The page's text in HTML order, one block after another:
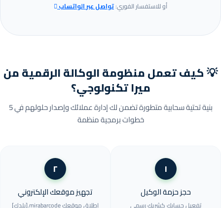
أو للاستفسار الفوري:تواصل عبر الواتساب
💡 كيف تعمل منظومة الوكالة الرقمية من
ميرا تكنولوجي؟
بنية تحتية سحابية متطورة تضمن لك إدارة عملائك وإصدار حلولهم في 5
خطوات برمجية منظمة
١
حجز حزمة الوكيل
تفعيل حسابك كشريك رسمي
٢
تجهيز موقعك الإلكتروني
إطلاق موقعك mirabarcode.[بلدك]